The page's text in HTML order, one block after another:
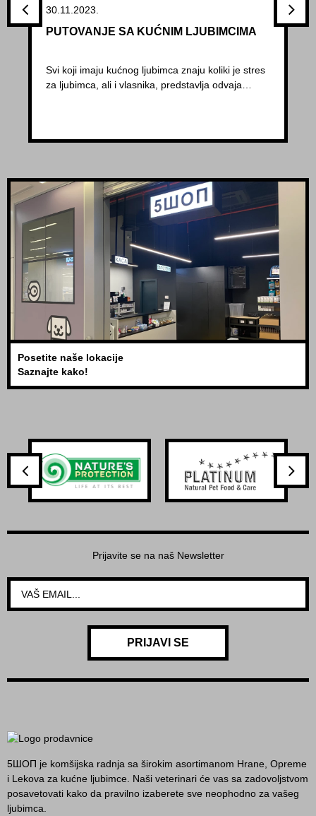
30.11.2023.
PUTOVANJE SA KUĆNIM LJUBIMCIMA
Svi koji imaju kućnog ljubimca znaju koliki je stres
za ljubimca, ali i vlasnika, predstavlja odvaja…
Posetite naše lokacije
Saznajte kako!
Prijavite se na naš Newsletter
PRIJAVI SE
5ШОП je komšijska radnja sa širokim asortimanom Hrane, Opreme
i Lekova za kućne ljubimce. Naši veterinari će vas sa zadovoljstvom
posavetovati kako da pravilno izaberete sve neophodno za vašeg
ljubimca.